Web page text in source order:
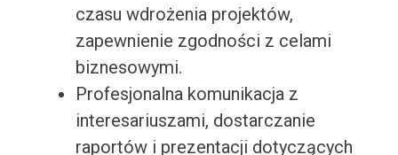
czasu wdrożenia projektów,
zapewnienie zgodności z celami
biznesowymi.
Profesjonalna komunikacja z
interesariuszami, dostarczanie
raportów i prezentacji dotyczących